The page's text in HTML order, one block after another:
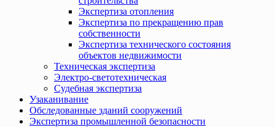
Экспертиза отопления
Экспертиза по прекращению прав
собственности
Экспертиза технического состояния
объектов недвижимости
Техническая экспертиза
Электро-светотехническая
Судебная экспертиза
Узаканивание
Обследованные зданий сооружений
Экспертиза промышленной безопасности